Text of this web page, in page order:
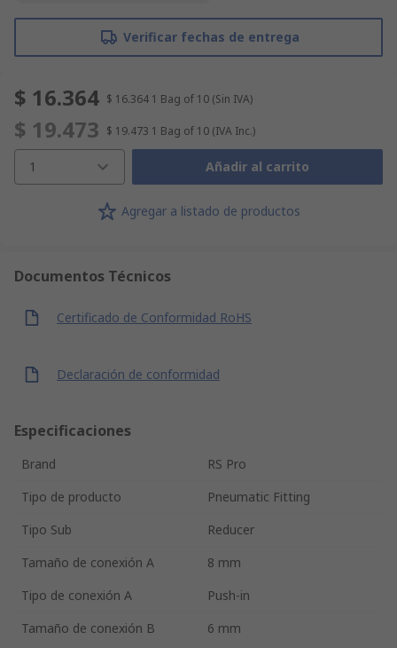
Verificar fechas de entrega
$ 16.364 $ 16.364 1 Bag of 10 (Sin IVA)
$ 19.473 $ 19.473 1 Bag of 10 (IVA Inc.)
1 Añadir al carrito
Agregar a listado de productos
Documentos Técnicos
Certificado de Conformidad RoHS
Declaración de conformidad
Especificaciones
Brand
RS Pro
Tipo de producto
Pneumatic Fitting
Tipo Sub
Reducer
Tamaño de conexión A
8 mm
Tipo de conexión A
Push-in
Tamaño de conexión B
6 mm